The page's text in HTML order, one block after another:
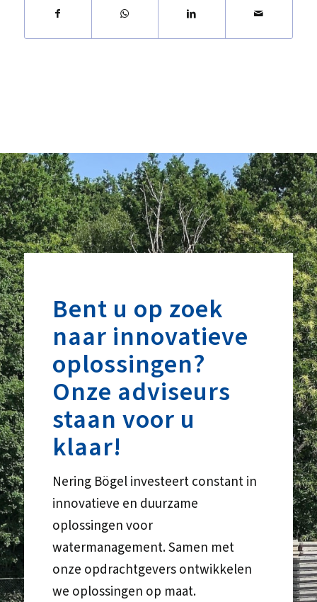
Bent u op zoek
naar innovatieve
oplossingen?
Onze adviseurs
staan voor u
klaar!
Nering Bögel investeert constant in
innovatieve en duurzame
oplossingen voor
watermanagement. Samen met
onze opdrachtgevers ontwikkelen
we oplossingen op maat.